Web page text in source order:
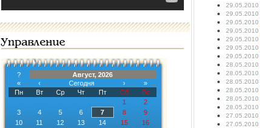
Управление
?
Август, 2026
«
‹ Сегодня ›
»
Пн
Вт Ср Чт Пт Сб
Вс
1
2
3
4 5 6 7 8
9
10
11 12 13 14 15
16
29.05.2010
29.05.2010
29.05.2010
29.05.2010
29.05.2010
29.05.2010
29.05.2010
28.05.2010
28.05.2010
28.05.2010
28.05.2010
28.05.2010
28.05.2010
27.05.2010
27.05.2010